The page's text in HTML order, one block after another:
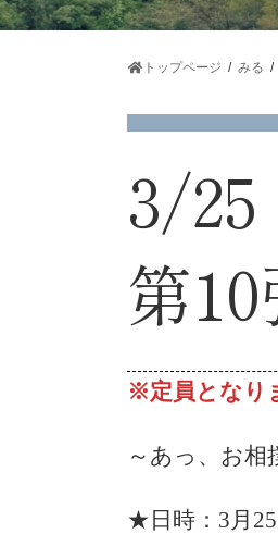
トップページ みる
3/
第
※定員となり
～あっ、お相
★日時：3月